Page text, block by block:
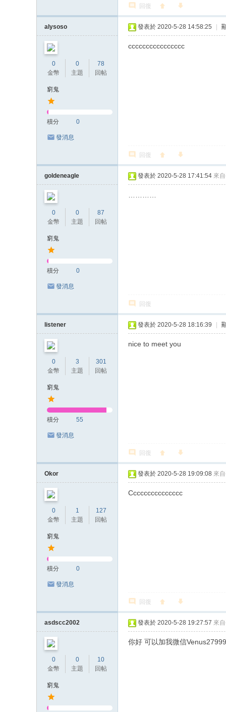
回復
alysoso
0
金幣
0
主題
78
回帖
窮鬼
積分 0
發消息
發表於 2020-5-28 14:58:25
cccccccccccccccc
回復
goldeneagle
0
金幣
0
主題
87
回帖
窮鬼
積分 0
發消息
發表於 2020-5-28 17:41:54 來
回復
listener
0
金幣
3
主題
301
回帖
窮鬼
積分 55
發消息
發表於 2020-5-28 18:16:39
nice to meet you
回復
Okor
0
金幣
1
主題
127
回帖
窮鬼
積分 0
發消息
發表於 2020-5-28 19:09:08 來
Ccccccccccccccc
回復
asdscc2002
0
金幣
0
主題
10
回帖
窮鬼
發表於 2020-5-28 19:27:57 來
你好 可以加我微信Venus27999